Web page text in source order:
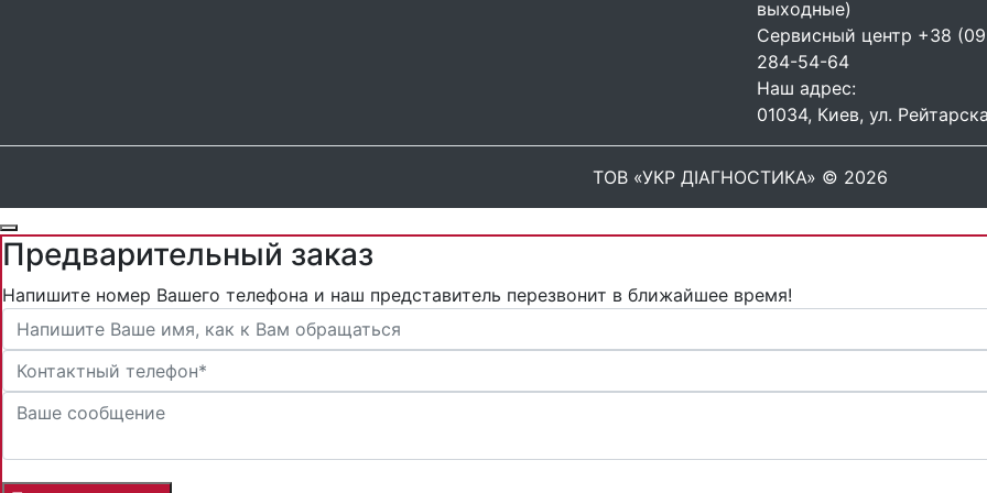
выходные)
Сервисный центр +38
284-54-64
Наш адрес:
01034, Киев, ул.
ТОВ «УКР ДІАГНОСТИКА» © 2026
Предварительный заказ
Напишите номер Вашего телефона и наш представитель перезвонит в ближайшее время!